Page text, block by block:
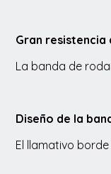
Gran
La banda de
Diseño de la
El llamativo